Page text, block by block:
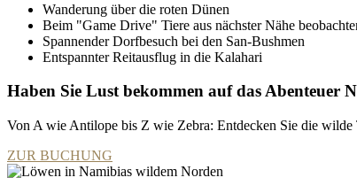
Wanderung über die roten Dünen
Beim "Game Drive" Tiere aus nächster Nähe
Spannender Dorfbesuch bei den San-Bushmen
Entspannter Reitausflug in die Kalahari
Haben Sie Lust bekommen auf das Abenteuer
Von A wie Antilope bis Z wie Zebra: Entdecken Sie die
ZUR BUCHUNG